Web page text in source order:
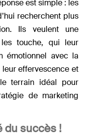
est simple : les
recherchent plus
Ils veulent une
touche, qui leur
émotionnel avec la
effervescence et
terrain idéal pour
de marketing
du succès !